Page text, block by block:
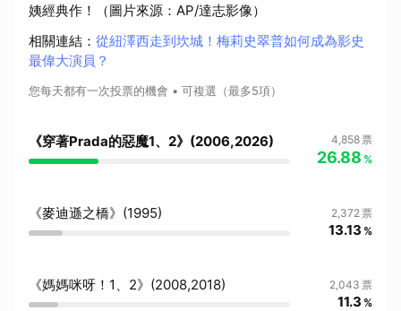
姨經典作！（圖片來源：AP/達志影像）
相關連結 ： 從紐澤西走到坎城！梅莉史翠普如何成為影史
最偉大演員？
您每天都有一次投票的機會 可複選（最多5項）
《穿著Prada的惡魔1、2》(2006,2026) 4,858 票
26.88 %
《麥迪遜之橋》(1995) 2,372 票
13.13 %
《媽媽咪呀！1、2》(2008,2018) 2,043 票
11.3 %